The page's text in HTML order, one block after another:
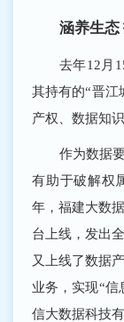
涵养生态
去年12月
其持有的“晋江
产权、数据知
作为数据
有助于破解权
年，福建大数
台上线，发出
又上线了数据
业务，实现“信
信大数据科技